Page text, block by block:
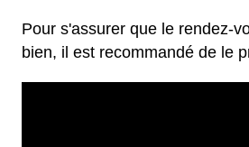
Pour s'assurer que le rendez-
bien, il est recommandé de le